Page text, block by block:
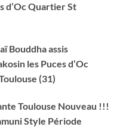
d’Oc Quartier St
Bouddha assis
les Puces d’Oc
(31)
Toulouse Nouveau !!!
Style Période